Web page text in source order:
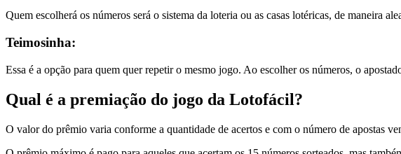
Quem escolherá os números será o sistema da loteria ou as casas lotéricas, de maneira
Teimosinha:
Essa é a opção para quem quer repetir o mesmo jogo. Ao escolher os números, o
Qual é a premiação do jogo da Lotofácil?
O valor do prêmio varia conforme a quantidade de acertos e com o número de apostas